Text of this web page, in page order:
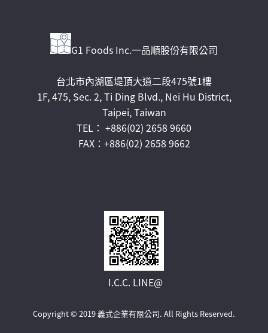
G1 Foods Inc.一品順股份有限公司
台北市內湖區堤頂大道二段475號1樓
1F, 475, Sec. 2, Ti Ding Blvd., Nei Hu District,
Taipei, Taiwan
TEL： +886(02) 2658 9660
FAX：+886(02) 2658 9662
I.C.C. LINE@
Copyright © 2019 義式企業有限公司. All Rights Reserved.